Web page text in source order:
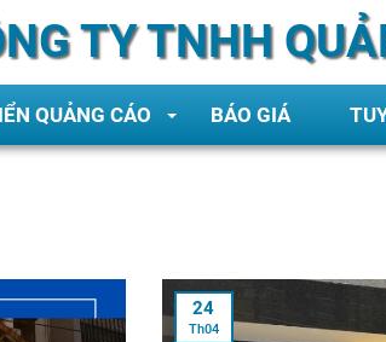
TY TNHH
QUẢNG CÁO BÁO GIÁ
24
Th04